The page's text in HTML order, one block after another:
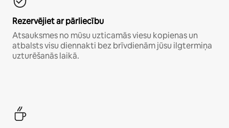
Rezervējiet ar pārliecību
Atsauksmes no mūsu uzticamās viesu kopienas un
atbalsts visu diennakti bez brīvdienām jūsu ilgtermiņa
uzturēšanās laikā.